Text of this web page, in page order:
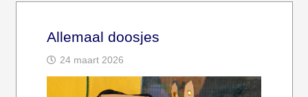
Allemaal doosjes
24 maart 2026